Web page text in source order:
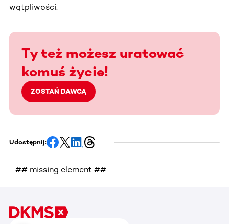
wątpliwości.
Ty też możesz uratować
komuś życie!
ZOSTAŃ DAWCĄ
Udostępnij:
## missing element ##